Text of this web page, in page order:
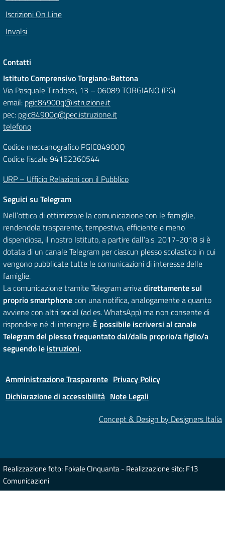
Iscrizioni On Line
Invalsi
Contatti
Istituto Comprensivo Torgiano-Bettona
Via Pasquale Tiradossi, 13 – 06089 TORGIANO (PG)
email: pgic84900q@istruzione.it
pec: pgic84900q@pec.istruzione.it
telefono
Codice meccanografico PGIC84900Q
Codice fiscale 94152360544
URP – Ufficio Relazioni con il Pubblico
Seguici su Telegram
Nell’ottica di ottimizzare la comunicazione con le famiglie,
rendendola trasparente, tempestiva, efficiente e meno
dispendiosa, il nostro Istituto, a partire dall’a.s. 2017-2018 si è
dotata di un canale Telegram per ciascun plesso scolastico in cui
vengono pubblicate tutte le comunicazioni di interesse delle
famiglie.
La comunicazione tramite Telegram arrivadirettamente sul
proprio smartphonecon una notifica, analogamente a quanto
avviene con altri social (ad es. WhatsApp) ma non consente di
rispondere né di interagire. È possibile iscriversi al canale
Telegram del plesso frequentato dal/dalla proprio/a figlio/a
seguendo le istruzioni.
Amministrazione Trasparente Privacy Policy
Dichiarazione di accessibilità Note Legali
Concept & Design by Designers Italia
Realizzazione foto: Fokale CInquanta - Realizzazione sito: F13
Comunicazioni